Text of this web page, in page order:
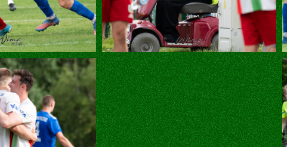
które są przechowywane na Twoim urządzeniu podczas
Używamy ich do poprawy działania serwisu,
analizy ruchu na stronie.